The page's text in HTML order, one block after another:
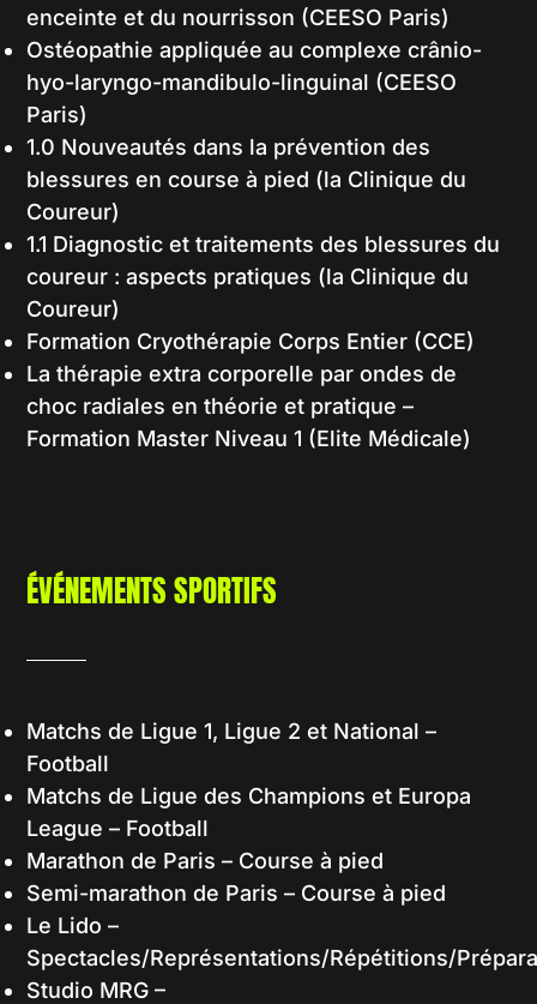
enceinte et du nourrisson (CEESO Paris)
Ostéopathie appliquée au complexe crânio-
hyo-laryngo-mandibulo-linguinal (CEESO
Paris)
1.0 Nouveautés dans la prévention des
blessures en course à pied (la Clinique du
Coureur)
1.1 Diagnostic et traitements des blessures du
coureur : aspects pratiques (la Clinique du
Coureur)
Formation Cryothérapie Corps Entier (CCE)
La thérapie extra corporelle par ondes de
choc radiales en théorie et pratique –
Formation Master Niveau 1 (Elite Médicale)
ÉVÉNEMENTS SPORTIFS
Matchs de Ligue 1, Ligue 2 et National –
Football
Matchs de Ligue des Champions et Europa
League – Football
Marathon de Paris – Course à pied
Semi-marathon de Paris – Course à pied
Le Lido –
Spectacles/Représentations/Répétitions/
Studio MRG –